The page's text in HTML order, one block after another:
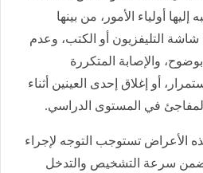
إليها أولياء الأمور، من بينها
التليفزيون أو الكتب، وعدم
والإصابة المتكررة
أو إغلاق إحدى العينين أثناء
في المستوى الدراسي.
الأعراض تستوجب التوجه لإجراء
سرعة التشخيص والتدخل